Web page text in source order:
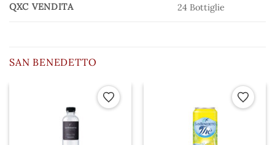
QXC VENDITA 24 Bottiglie
SAN BENEDETTO
Aggiungi ai preferiti